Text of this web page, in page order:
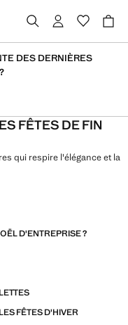
DES DERNIÈRES
FÊTES DE FIN
qui respire l'élégance et la
D'ENTREPRISE ?
FÊTES D'HIVER